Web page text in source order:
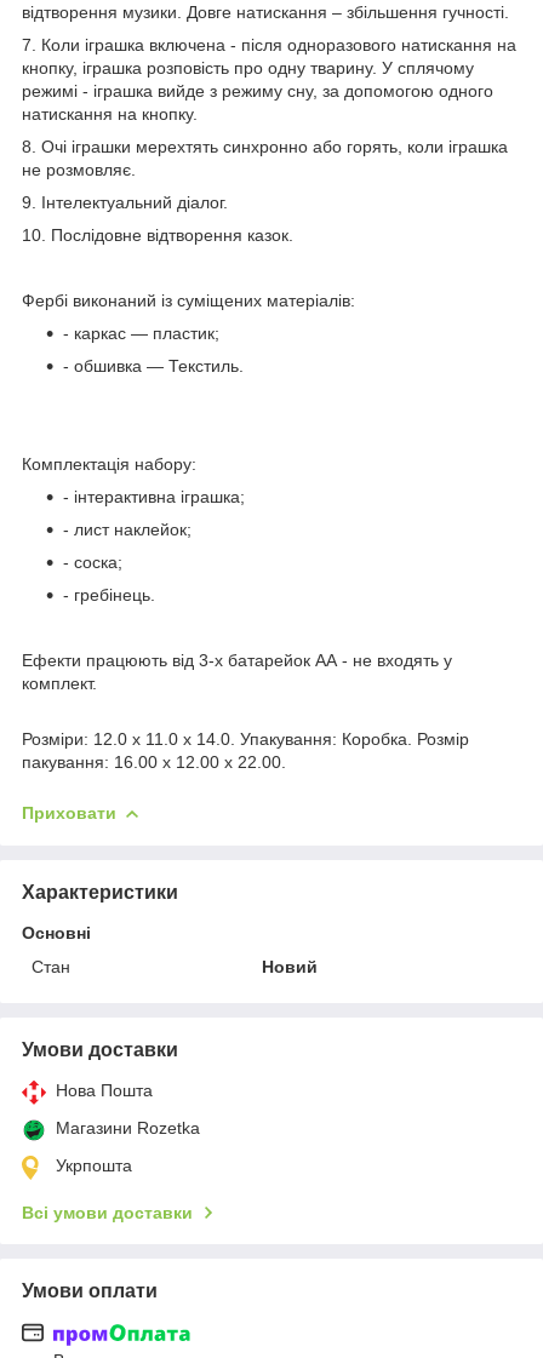
відтворення музики. Довге натискання – збільшення гучності.
7. Коли іграшка включена - після одноразового натискання на
кнопку, іграшка розповість про одну тварину. У сплячому
режимі - іграшка вийде з режиму сну, за допомогою одного
натискання на кнопку.
8. Очі іграшки мерехтять синхронно або горять, коли іграшка
не розмовляє.
9. Інтелектуальний діалог.
10. Послідовне відтворення казок.
Фербі виконаний із суміщених матеріалів:
- каркас — пластик;
- обшивка — Текстиль.
Комплектація набору:
- інтерактивна іграшка;
- лист наклейок;
- соска;
- гребінець.
Ефекти працюють від 3-х батарейок АА - не входять у
комплект.
Розміри: 12.0 x 11.0 x 14.0. Упакування: Коробка. Розмір
пакування: 16.00 x 12.00 x 22.00.
Приховати
Характеристики
Основні
Стан
Новий
Умови доставки
Нова Пошта
Магазини Rozetka
Укрпошта
Всі умови доставки
Умови оплати